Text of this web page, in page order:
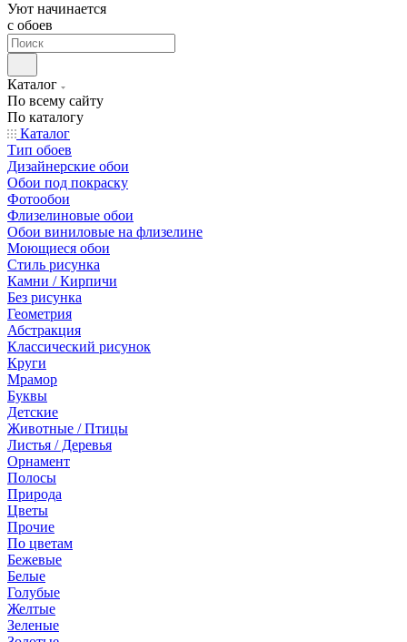
Уют начинается
c обоев
Каталог
По всему сайту
По каталогу
Каталог
Тип обоев
Дизайнерские обои
Обои под покраску
Фотообои
Флизелиновые обои
Обои виниловые на флизелине
Моющиеся обои
Стиль рисунка
Камни / Кирпичи
Без рисунка
Геометрия
Абстракция
Классический рисунок
Круги
Мрамор
Буквы
Детские
Животные / Птицы
Листья / Деревья
Орнамент
Полосы
Природа
Цветы
Прочие
По цветам
Бежевые
Белые
Голубые
Желтые
Зеленые